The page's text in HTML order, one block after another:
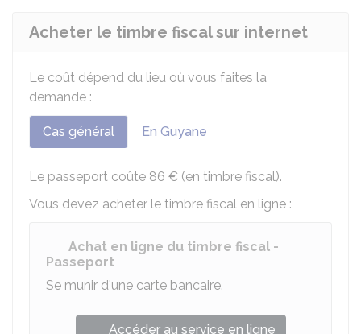
Acheter le timbre fiscal sur internet
Le coût dépend du lieu où vous faites la
demande :
Cas général En Guyane
Le passeport coûte 86 € (en timbre fiscal).
Vous devez acheter le timbre fiscal en ligne :
Achat en ligne du timbre fiscal -
Passeport
Se munir d'une carte bancaire.
Accéder au service en ligne